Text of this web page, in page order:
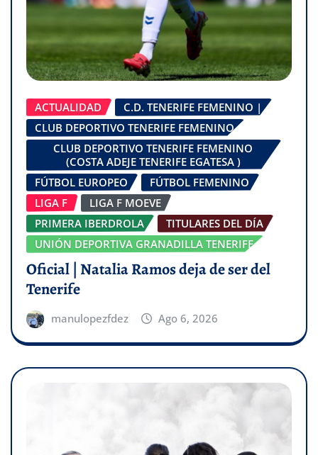
ACTUALIDAD
C.D. TENERIFE FEMENINO |
CLUB DEPORTIVO TENERIFE FEMENINO
CLUB DEPORTIVO TENERIFE FEMENINO
(COSTA ADEJE TENERIFE EGATESA )
FÚTBOL EUROPEO
FÚTBOL FEMENINO
LIGA F
LIGA F MOEVE
PRIMERA IBERDROLA
TITULARES DEL DÍA
UNIÓN DEPORTIVA GRANADILLA TENERIFE
Oficial | Natalia Ramos deja de ser del
Tenerife
manulopezfdez Ago 6, 2026